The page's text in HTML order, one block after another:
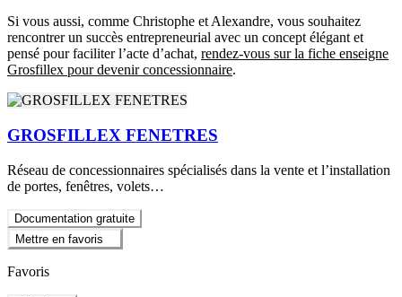
Si vous aussi, comme Christophe et Alexandre, vous souhaitez
rencontrer un succès entrepreneurial avec un concept élégant et
pensé pour faciliter l’acte d’achat, rendez-vous sur la fiche enseigne
Grosfillex pour devenir concessionnaire.
GROSFILLEX FENETRES
Réseau de concessionnaires spécialisés dans la vente et l’installation
de portes, fenêtres, volets…
Documentation gratuite
Mettre en favoris
Favoris